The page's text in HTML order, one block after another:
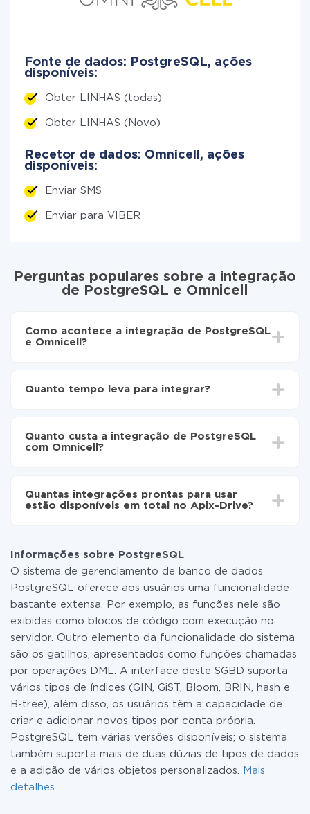
Fonte de dados: PostgreSQL, ações
disponíveis:
Obter LINHAS (todas)
Obter LINHAS (Novo)
Recetor de dados: Omnicell, ações
disponíveis:
Enviar SMS
Enviar para VIBER
Perguntas populares sobre a integração
de PostgreSQL e Omnicell
Como acontece a integração de PostgreSQL
e Omnicell?
Omnicell
automaticamente de PostgreSQL para Omnicell
Quanto tempo leva para integrar?
30 minutos. Em média, a configuração leva de 10 a 15
minutos.
Quanto custa a integração de PostgreSQL
com Omnicell?
as tarifas. Você paga apenas pela quantidade de
dados que é realmente transferida de um de seus
ou mudar para um de pago, se necessário. Mais
detalhes sobretarifas.
Quantas integrações prontas para usar
estão disponíveis em total no Apix-Drive?
Informações sobre PostgreSQL
O sistema de gerenciamento de banco de dados
PostgreSQL oferece aos usuários uma funcionalidade
bastante extensa. Por exemplo, as funções nele são
exibidas como blocos de código com execução no
servidor. Outro elemento da funcionalidade do sistema
são os gatilhos, apresentados como funções chamadas
por operações DML. A interface deste SGBD suporta
vários tipos de índices (GIN, GiST, Bloom, BRIN, hash e
B-tree), além disso, os usuários têm a capacidade de
criar e adicionar novos tipos por conta própria.
PostgreSQL tem várias versões disponíveis; o sistema
também suporta mais de duas dúzias de tipos de dados
e a adição de vários objetos personalizados.
Mais
detalhes